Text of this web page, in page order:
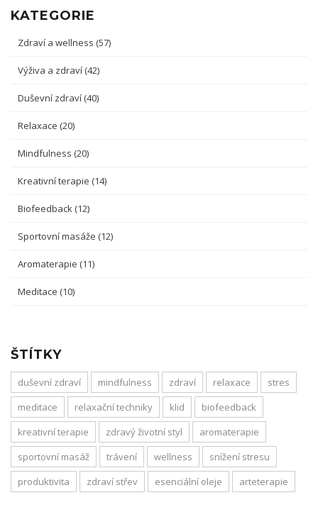
KATEGORIE
Zdraví a wellness (57)
Výživa a zdraví (42)
Duševní zdraví (40)
Relaxace (20)
Mindfulness (20)
Kreativní terapie (14)
Biofeedback (12)
Sportovní masáže (12)
Aromaterapie (11)
Meditace (10)
ŠTÍTKY
duševní zdraví mindfulness zdraví relaxace
stres
meditace
relaxační techniky klid
biofeedback
kreativní terapie
zdravý životní styl
aromaterapie
sportovní masáž
trávení wellness
snížení stresu
produktivita
zdraví střev esenciální oleje arteterapie